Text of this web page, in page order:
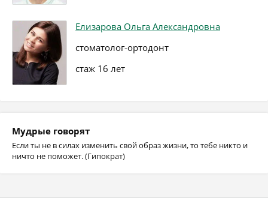
Елизарова Ольга Александровна
стоматолог-ортодонт
стаж 16 лет
Мудрые говорят
Если ты не в силах изменить свой образ жизни, то тебе никто и
ничто не поможет. (Гипократ)